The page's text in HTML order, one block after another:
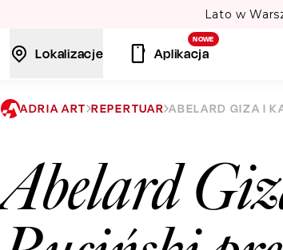
Lato w
Lokalizacje
NOWE
Aplikacja
ADRIA ART REPERTUAR ABELARD GIZA I
Abelard